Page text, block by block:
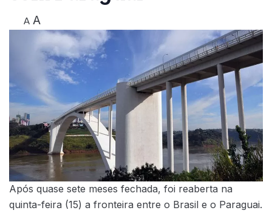
A A
Após quase sete meses fechada, foi reaberta na
quinta-feira (15) a fronteira entre o Brasil e o Paraguai.